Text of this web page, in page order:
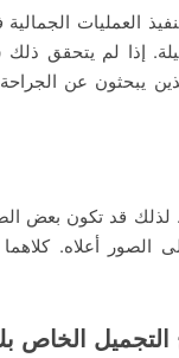
العمليات الجمالية
إذا لم يتحقق
عن الجراحة
لذلك قد تكون بعض
الصور أعلاه.
التجميل الخاص